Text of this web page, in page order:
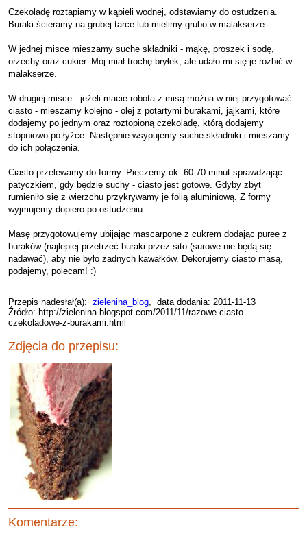
Czekoladę roztapiamy w kąpieli wodnej, odstawiamy do ostudzenia.
Buraki ścieramy na grubej tarce lub mielimy grubo w malakserze.
W jednej misce mieszamy suche składniki - mąkę, proszek i sodę,
orzechy oraz cukier. Mój miał trochę bryłek, ale udało mi się je rozbić w
malakserze.
W drugiej misce - jeżeli macie robota z misą można w niej przygotować
ciasto - mieszamy kolejno - olej z potartymi burakami, jajkami, które
dodajemy po jednym oraz roztopioną czekoladę, którą dodajemy
stopniowo po łyżce. Następnie wsypujemy suche składniki i mieszamy
do ich połączenia.
Ciasto przelewamy do formy. Pieczemy ok. 60-70 minut sprawdzając
patyczkiem, gdy będzie suchy - ciasto jest gotowe. Gdyby zbyt
rumieniło się z wierzchu przykrywamy je folią aluminiową. Z formy
wyjmujemy dopiero po ostudzeniu.
Masę przygotowujemy ubijając mascarpone z cukrem dodając puree z
buraków (najlepiej przetrzeć buraki przez sito (surowe nie będą się
nadawać), aby nie było żadnych kawałków. Dekorujemy ciasto masą,
podajemy, polecam! :)
Przepis nadesłał(a): zielenina_blog, data dodania: 2011-11-13
Źródło: http://zielenina.blogspot.com/2011/11/razowe-ciasto-
czekoladowe-z-burakami.html
Zdjęcia do przepisu:
Komentarze: